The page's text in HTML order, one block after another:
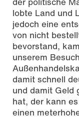
lobte Land und
jedoch eine
von nicht
bevorstand,
unserem
damit schnell
und damit Geld
hat, der kann
einen